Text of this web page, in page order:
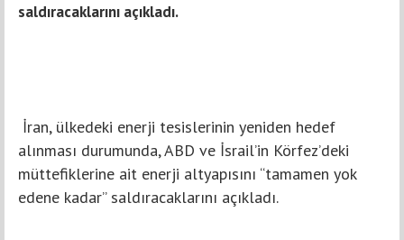
saldıracaklarını açıkladı.
İran, ülkedeki enerji tesislerinin yeniden hedef
alınması durumunda, ABD ve İsrail’in Körfez’deki
müttefiklerine ait enerji altyapısını “tamamen yok
edene kadar” saldıracaklarını açıkladı.